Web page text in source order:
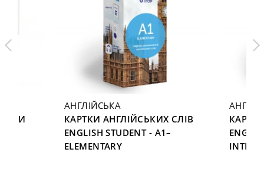
АНГЛІЙСЬКА
КАРТКИ АНГЛІЙСЬКИХ СЛІВ
ENGLISH STUDENT - A1–
ELEMENTARY